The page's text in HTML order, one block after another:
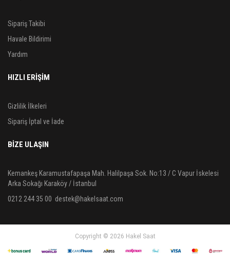
Sipariş Takibi
Havale Bildirimi
Yardım
HIZLI ERİŞİM
Gizlilik İlkeleri
Sipariş İptal ve İade
BIZE ULAŞIN
Kemankeş Karamustafapaşa Mah. Halilpaşa Sok. No:13 / C Vapur İskelesi
Arka Sokağı Karaköy / İstanbul
0212 244 35 00 destek@hakelsaat.com
Copyright © 2026 Hakel Saat